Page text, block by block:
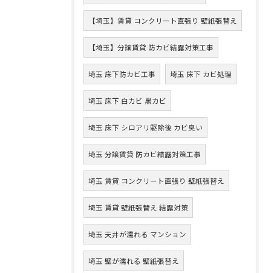
【埼玉】賃貸 コンクリート直張り 壁紙張替え
【埼玉】分譲賃貸 防カビ結露対策工事
埼玉 床下防カビ工事 埼玉 床下 カビ処理
埼玉 床下 白カビ 黒カビ
埼玉 床下 シロアリ駆除後 カビ臭い
埼玉 分譲賃貸 防カビ結露対策工事
埼玉 賃貸 コンクリート直張り 壁紙張替え
埼玉 賃貸 壁紙張替え 結露対策
埼玉 天井が濡れる マンション
埼玉 壁が濡れる 壁紙張替え